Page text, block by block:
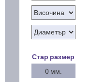
Стар размер
0 мм.